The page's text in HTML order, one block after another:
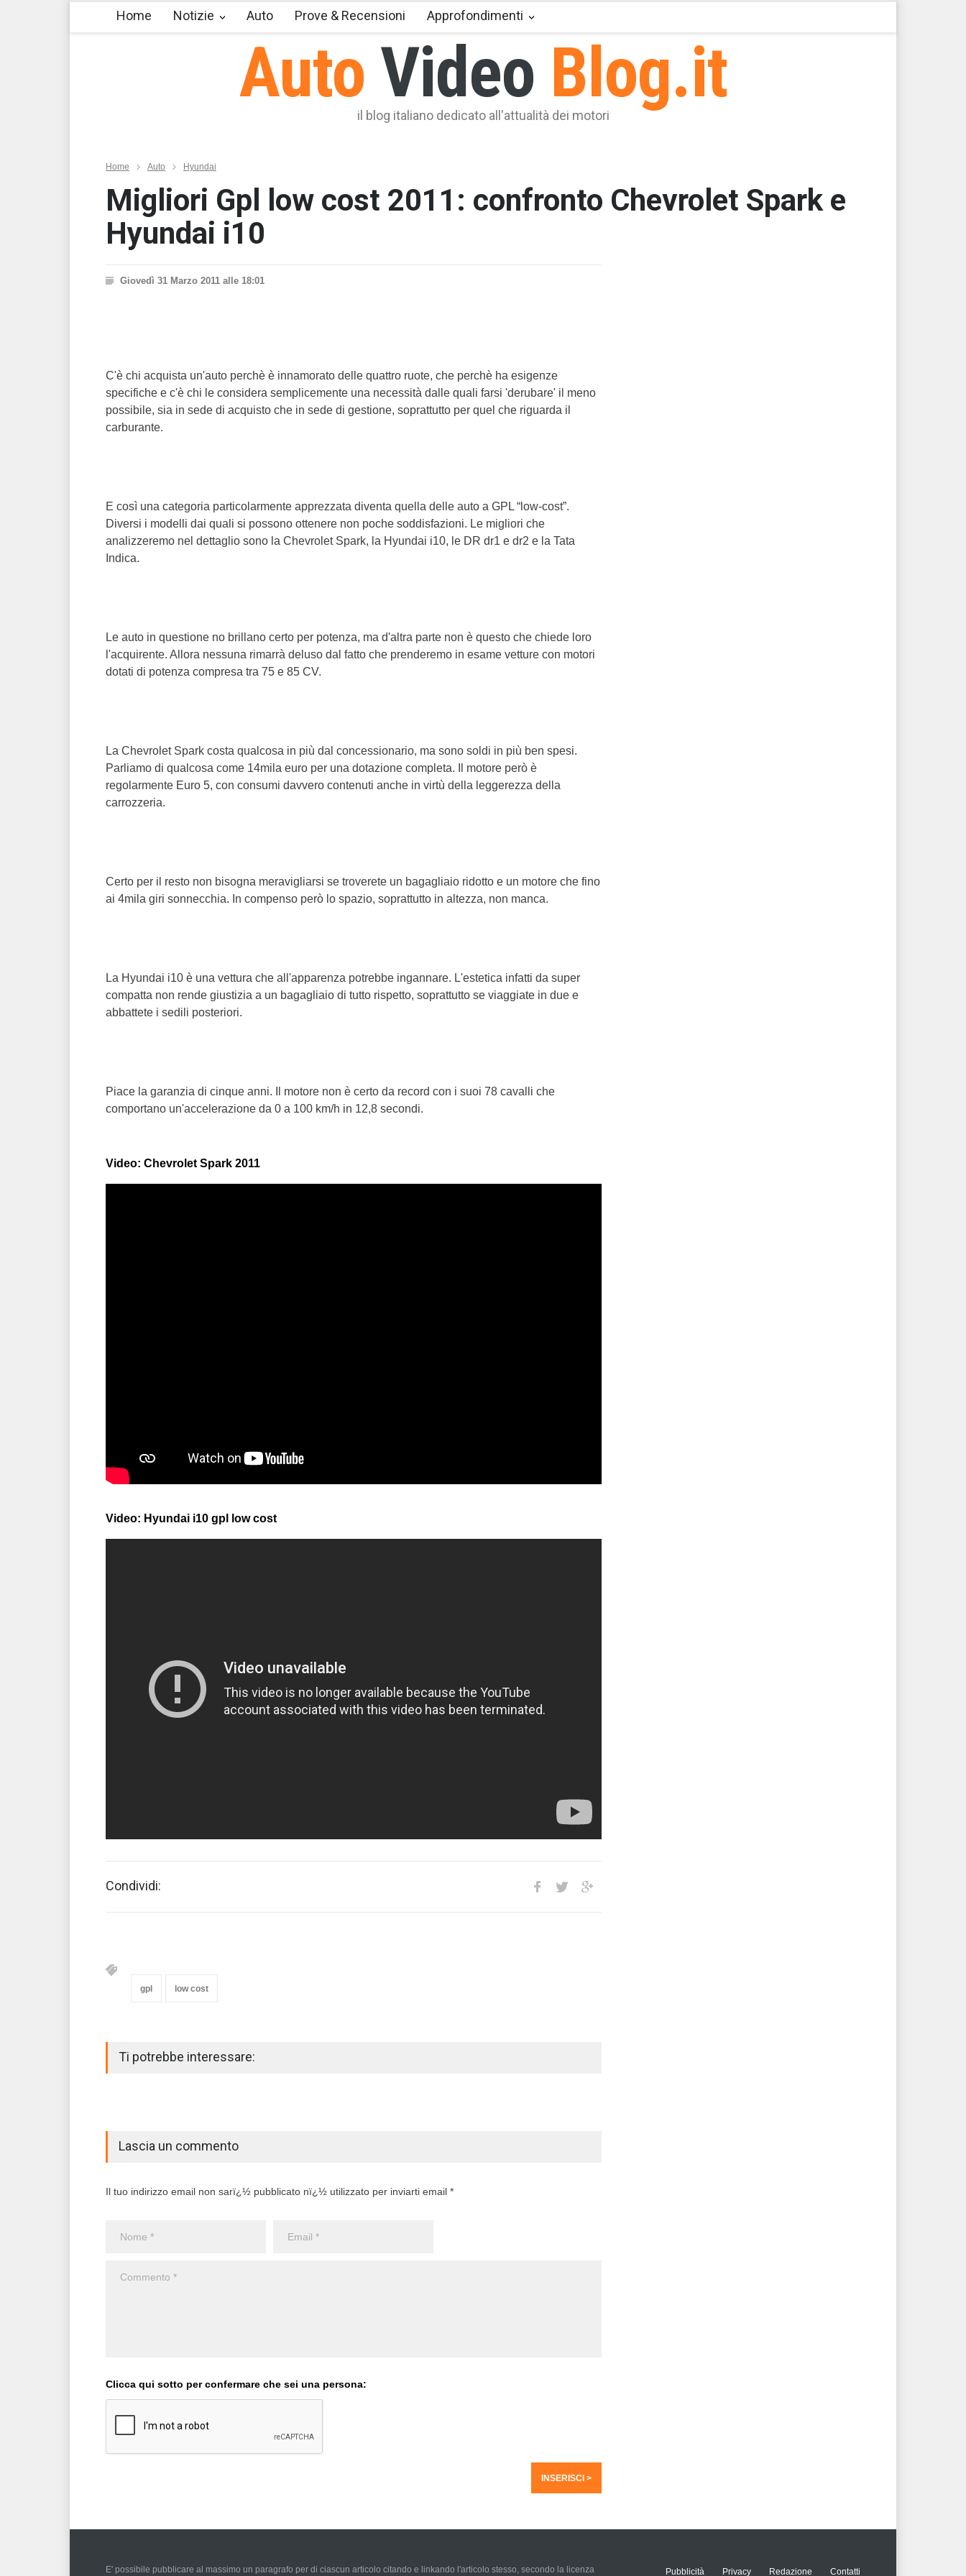
Auto Video Blog.it
il blog italiano dedicato all'attualità dei motori
Home Notizie Auto Prove & Recensioni Approfondimenti
Home Auto Hyundai
Migliori Gpl low cost 2011: confronto Chevrolet Spark e
Hyundai i10
Giovedì 31 Marzo 2011 alle 18:01
C'è chi acquista un'auto perchè è innamorato delle quattro ruote, che perchè ha esigenze
specifiche e c'è chi le considera semplicemente una necessità dalle quali farsi 'derubare' il meno
possibile, sia in sede di acquisto che in sede di gestione, soprattutto per quel che riguarda il
carburante.
E così una categoria particolarmente apprezzata diventa quella delle auto a GPL “low-cost”.
Diversi i modelli dai quali si possono ottenere non poche soddisfazioni. Le migliori che
analizzeremo nel dettaglio sono la Chevrolet Spark, la Hyundai i10, le DR dr1 e dr2 e la Tata
Indica.
Le auto in questione no brillano certo per potenza, ma d'altra parte non è questo che chiede loro
l'acquirente. Allora nessuna rimarrà deluso dal fatto che prenderemo in esame vetture con motori
dotati di potenza compresa tra 75 e 85 CV.
La Chevrolet Spark costa qualcosa in più dal concessionario, ma sono soldi in più ben spesi.
Parliamo di qualcosa come 14mila euro per una dotazione completa. Il motore però è
regolarmente Euro 5, con consumi davvero contenuti anche in virtù della leggerezza della
carrozzeria.
Certo per il resto non bisogna meravigliarsi se troverete un bagagliaio ridotto e un motore che fino
ai 4mila giri sonnecchia. In compenso però lo spazio, soprattutto in altezza, non manca.
La Hyundai i10 è una vettura che all'apparenza potrebbe ingannare. L'estetica infatti da super
compatta non rende giustizia a un bagagliaio di tutto rispetto, soprattutto se viaggiate in due e
abbattete i sedili posteriori.
Piace la garanzia di cinque anni. Il motore non è certo da record con i suoi 78 cavalli che
comportano un'accelerazione da 0 a 100 km/h in 12,8 secondi.
Video: Chevrolet Spark 2011
Video: Hyundai i10 gpl low cost
Condividi:
gpl low cost
Ti potrebbe interessare:
Lascia un commento
Il tuo indirizzo email non sarï¿½ pubblicato nï¿½ utilizzato per inviarti email *
Clicca qui sotto per confermare che sei una persona:
E' possibile pubblicare al massimo un paragrafo per di ciascun articolo citando e linkando l'articolo stesso, secondo la licenza
Pubblicità Privacy Redazione Contatti